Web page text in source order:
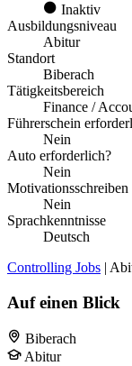
Inaktiv
Ausbildungsniveau
Abitur
Standort
Biberach
Tätigkeitsbereich
Finance /
Führerschein
Nein
Auto erforderlich?
Nein
Nein
Sprachkenntnisse
Deutsch
Controlling Jobs |
Auf einen Blick
Biberach
Abitur